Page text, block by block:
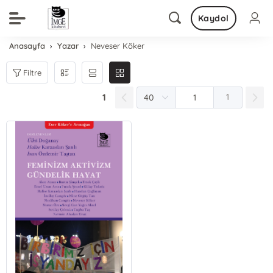
Kaydol
Anasayfa Yazar Neveser Köker
Filtre
1 1